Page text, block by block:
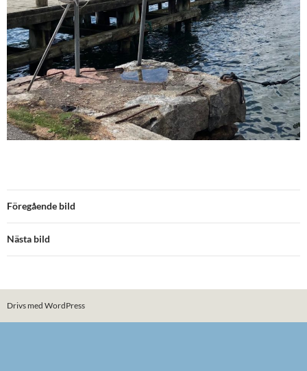
Föregående bild
Nästa bild
Drivs med WordPress